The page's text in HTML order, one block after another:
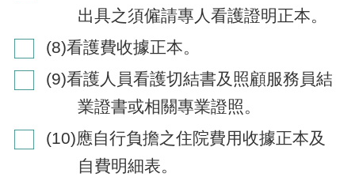
出具之須僱請專人看護證明正本。
(8)看護費收據正本。
(9)看護人員看護切結書及照顧服務員結
業證書或相關專業證照。
(10)應自行負擔之住院費用收據正本及
自費明細表。